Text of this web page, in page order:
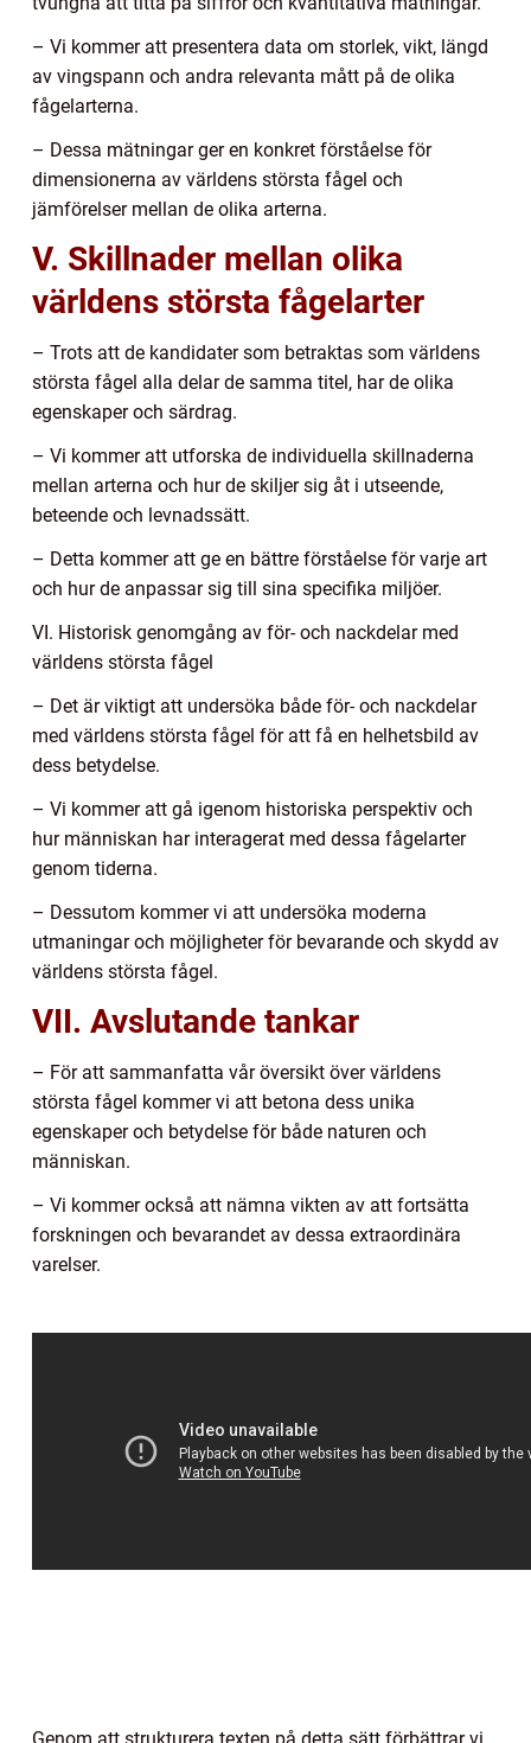
– Vi kommer att presentera data om storlek, vikt, längd
av vingspann och andra relevanta mått på de olika
fågelarterna.
– Dessa mätningar ger en konkret förståelse för
dimensionerna av världens största fågel och
jämförelser mellan de olika arterna.
V. Skillnader mellan olika
världens största fågelarter
– Trots att de kandidater som betraktas som världens
största fågel alla delar de samma titel, har de olika
egenskaper och särdrag.
– Vi kommer att utforska de individuella skillnaderna
mellan arterna och hur de skiljer sig åt i utseende,
beteende och levnadssätt.
– Detta kommer att ge en bättre förståelse för varje art
och hur de anpassar sig till sina specifika miljöer.
VI. Historisk genomgång av för- och nackdelar med
världens största fågel
– Det är viktigt att undersöka både för- och nackdelar
med världens största fågel för att få en helhetsbild av
dess betydelse.
– Vi kommer att gå igenom historiska perspektiv och
hur människan har interagerat med dessa fågelarter
genom tiderna.
– Dessutom kommer vi att undersöka moderna
utmaningar och möjligheter för bevarande och skydd av
världens största fågel.
VII. Avslutande tankar
– För att sammanfatta vår översikt över världens
största fågel kommer vi att betona dess unika
egenskaper och betydelse för både naturen och
människan.
– Vi kommer också att nämna vikten av att fortsätta
forskningen och bevarandet av dessa extraordinära
varelser.
Genom att strukturera texten på detta sätt förbättrar vi